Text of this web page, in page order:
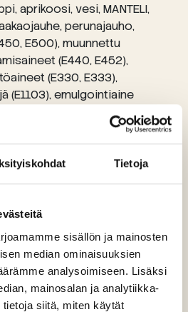
Tietoja
sisällön ja mainosten
median ominaisuuksien
analysoimiseen. Lisäksi
mainosalan ja analytiikka-
siitä, miten käytät
aprikoosi, vesi, MANTELI,
perunajauho,
E500), muunnettu
(E440, E452),
(E330, E333),
(E1103), emulgointiaine
säilöntäaine (E200, E202,
vaniliini), väriaine (E160a,